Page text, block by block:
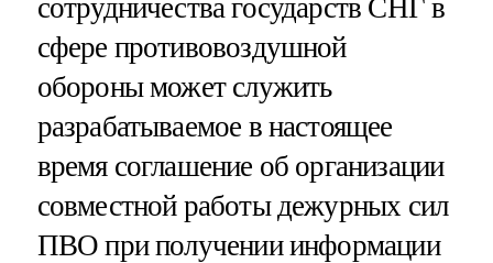
сотрудничества государств СНГ в
сфере противовоздушной
обороны может служить
разрабатываемое в настоящее
время соглашение об организации
совместной работы дежурных сил
ПВО при получении информации